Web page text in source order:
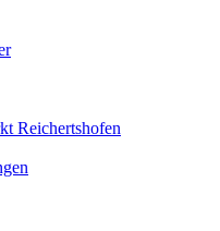
Reichertshofen